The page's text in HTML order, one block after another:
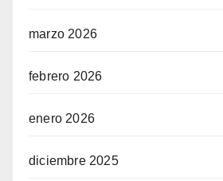
marzo 2026
febrero 2026
enero 2026
diciembre 2025